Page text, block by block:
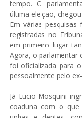
tempo. O
última eleição,
Em várias
registradas no
em primeiro lugar
Agora, o parlamentar
foi oficializada para
pessoalmente pelo
Já Lúcio Mosquini
coaduna com o